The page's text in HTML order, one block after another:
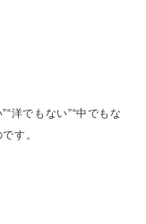
洋でもない”“中でもな
す。